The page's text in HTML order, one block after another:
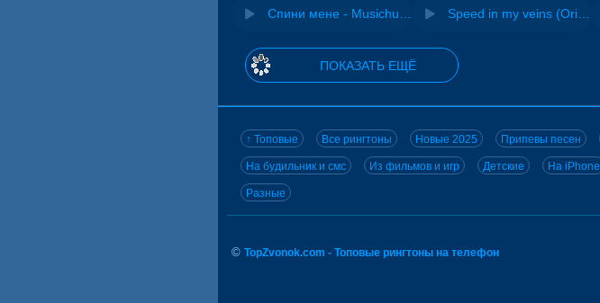
ПОКАЗАТЬ ЕЩЁ
↑ Топовые Все рингтоны Новые 2025 Припевы песен
На будильник и смс Из фильмов и игр Детские На iPhone
Разные
© TopZvonok.com - Топовые рингтоны на телефон